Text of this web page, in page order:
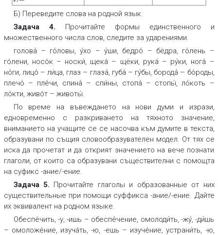
Б) Переведите слова на родной язык.
Задача 4. Прочитайте формы единственного и
множественного числа слов, следите за ударениями.
голова́ – го́ловы, у́хо – у́ши, бедро́ – бёдра, го́лень –
го́лени, носо́к – носки́, щека́ – щёки, рука́ – ру́ки, нога́ –
но́ги, лицо́ – ли́ца, глаз – глаза́, губа́ – гу́бы, борода́ – бо́роды,
плечо́ – пле́чи, спина́ – спи́ны, стопа́ – стопы́, ло́коть –
ло́кти, живо́т – животы́.
По време на въвеждането на нови думи и изрази,
едновременно с разкриването на тяхното значение,
вниманието на учащите се се насочва към думите в текста,
образувани по същия словообразувателен модел. От тях се
иска да прочетат и да открият значението на вече познати
глаголи, от които са образувани съществителни с помощта
на суфикс -ание/-ение.
Задача 5. Прочитайте глаголы и образованные от них
существительные при помощи суффикса -ание/-ение. Дайте
их эквивалент на родном языке.
Обеспе́чить, -у, -ишь – обеспе́чение, омолоди́ть, -жу́, -ди́шь
– омоложе́ние, изуча́ть, -ю, -ешь – изуче́ние, устрани́ть, -ю,